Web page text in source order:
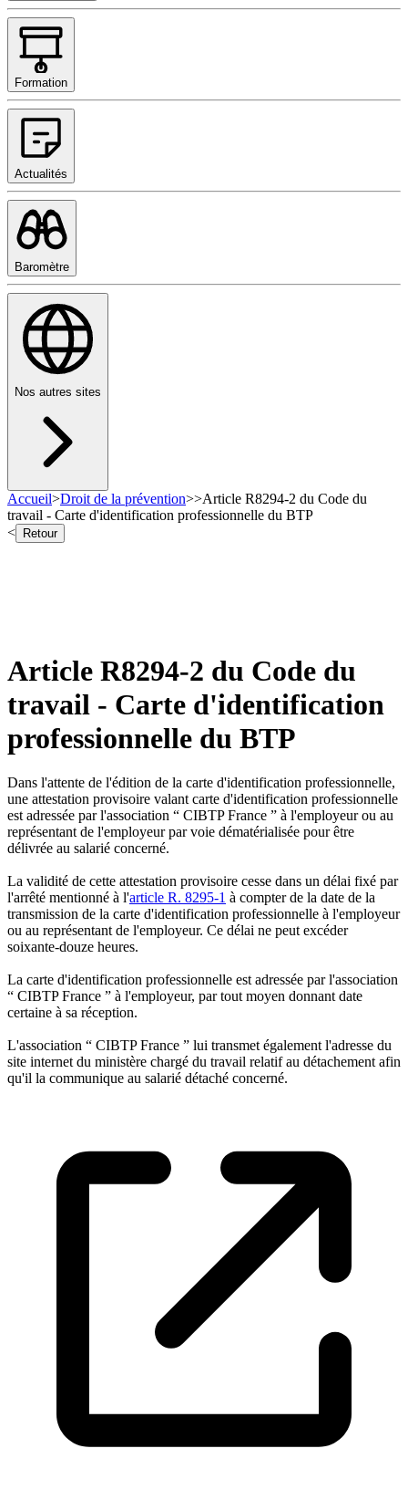
Formation
Actualités
Baromètre
Nos autres sites
Accueil>Droit de la prévention>>Article R8294-2 du Code du
travail - Carte d'identification professionnelle du BTP
<
Retour
Article R8294-2 du Code du
travail - Carte d'identification
professionnelle du BTP
Dans l'attente de l'édition de la carte d'identification professionnelle,
une attestation provisoire valant carte d'identification professionnelle
est adressée par l'association “ CIBTP France ” à l'employeur ou au
représentant de l'employeur par voie dématérialisée pour être
délivrée au salarié concerné.
La validité de cette attestation provisoire cesse dans un délai fixé par
l'arrêté mentionné à l'article R. 8295-1 à compter de la date de la
transmission de la carte d'identification professionnelle à l'employeur
ou au représentant de l'employeur. Ce délai ne peut excéder
soixante-douze heures.
La carte d'identification professionnelle est adressée par l'association
“ CIBTP France ” à l'employeur, par tout moyen donnant date
certaine à sa réception.
L'association “ CIBTP France ” lui transmet également l'adresse du
site internet du ministère chargé du travail relatif au détachement afin
qu'il la communique au salarié détaché concerné.